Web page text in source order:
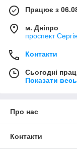
Працює з
м. Дніпро
проспект
Контакти
Сьогодні
Показати
Про нас
Контакти